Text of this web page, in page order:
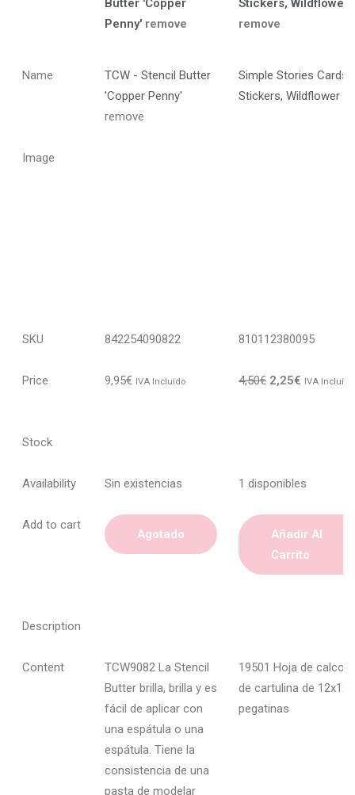
Butter 'Copper
Penny' remove
Stickers, Wildflower
remove
Name
TCW - Stencil Butter
'Copper Penny'
remove
Simple Stories
Stickers, Wildflower
Image
SKU 842254090822 810112380095
Price 9,95€ IVA Incluido 4,50€ 2,25€ IVA Incluido
Stock
Availability Sin existencias 1 disponibles
Add to cart
Agotado
Añadir Al
Carrito
Description
Content
TCW9082 La Stencil
Butter brilla, brilla y es
fácil de aplicar con
una espátula o una
espátula. Tiene la
consistencia de una
pasta de modelar
19501 Hoja de
de cartulina de 12x12;
pegatinas